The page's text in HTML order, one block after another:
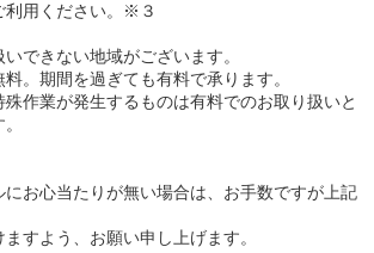
用ください。※３
できない地域がございます。
。期間を過ぎても有料で承ります。
作業が発生するものは有料でのお取り扱いと
にお心当たりが無い場合は、お手数ですが上記
すよう、お願い申し上げます。